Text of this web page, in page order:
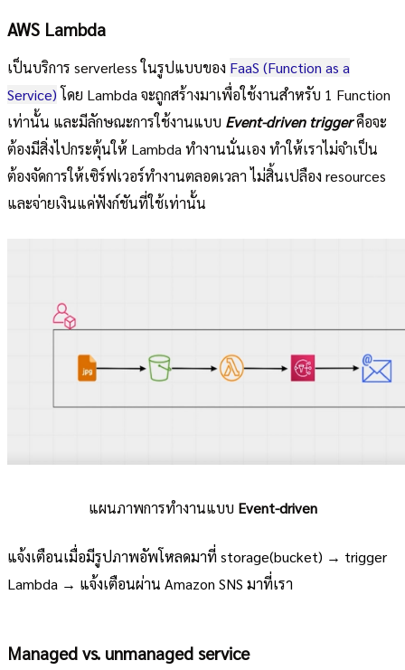
AWS Lambda
เป็นบริการ serverless ในรูปแบบของ FaaS (Function as a
Service)โดย Lambda จะถูกสร้างมาเพื่อใช้งานสำหรับ 1 Function
เท่านั้น และมีลักษณะการใช้งานแบบ Event-driven triggerคือจะ
ต้องมีสิ่งไปกระตุ้นให้ Lambda ทำงานนั่นเอง ทำให้เราไม่จำเป็น
ต้องจัดการให้เซิร์ฟเวอร์ทำงานตลอดเวลา ไม่สิ้นเปลือง resources
และจ่ายเงินแค่ฟังก์ชันที่ใช้เท่านั้น
แผนภาพการทำงานแบบ Event-driven
แจ้งเตือนเมื่อมีรูปภาพอัพโหลดมาที่ storage(bucket) → trigger
Lambda → แจ้งเตือนผ่าน Amazon SNS มาที่เรา
Managed vs. unmanaged service